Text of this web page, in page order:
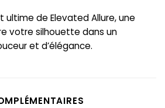
ultime de Elevated Allure, une
votre silhouette dans un
et d’élégance.